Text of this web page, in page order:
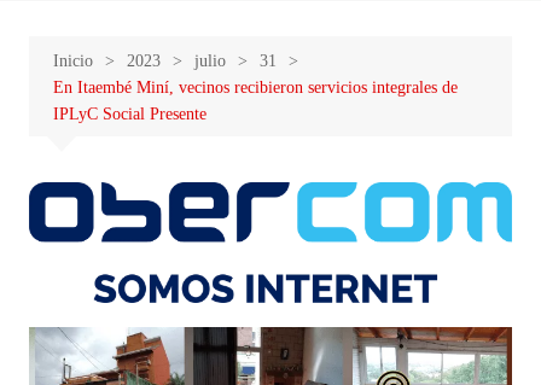
Inicio 2023 julio
31
En Itaembé Miní, vecinos recibieron servicios integrales de
IPLyC Social Presente